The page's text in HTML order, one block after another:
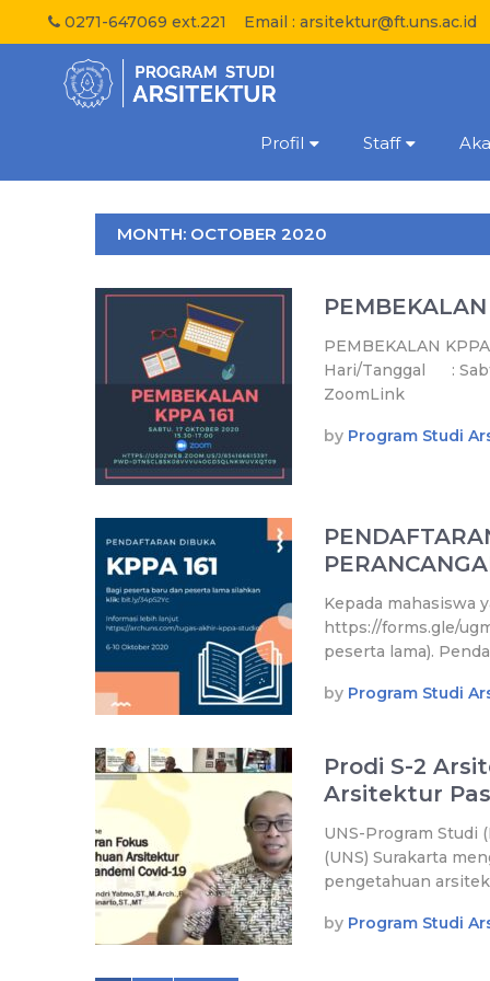
0271-647069 ext.221 Email : arsitektur@ft.uns.ac.id
Profil Staff
MONTH: OCTOBER 2020
PEMBEKALAN
PEMBEKALAN
Hari/Tanggal :
ZoomLink
by Program Studi
Kepada mahasiswa
https://forms.gle/
peserta lama).
by Program Studi
Prodi S-2
Arsitektur
UNS-Program Studi
(UNS) Surakarta
pengetahuan
by Program Studi